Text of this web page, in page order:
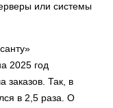
или системы
2025 год
заказов. Так, в
в 2,5 раза. О